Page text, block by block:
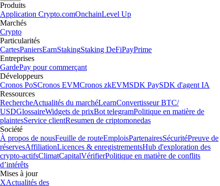
Produits
Application Crypto.comOnchainLevel Up
Marchés
Crypto
Particularités
CartesPaniersEarnStakingStaking DeFiPayPrime
Entreprises
GardePay pour commerçant
Développeurs
Cronos PoSCronos EVMCronos zkEVMSDK PaySDK d'agent IA
Ressources
RechercheActualités du marchéLearnConvertisseur BTC/
USDGlossaireWidgets de prixBot telegramPolitique en matière de
plaintesService clientResumen de criptomonedas
Société
À propos de nousFeuille de routeEmploisPartenairesSécuritéPreuve de
réservesAffiliationLicences & enregistrementsHub d'exploration des
crypto-actifsClimatCapitalVérifierPolitique en matière de conflits
d’intérêts
Mises à jour
XActualités des